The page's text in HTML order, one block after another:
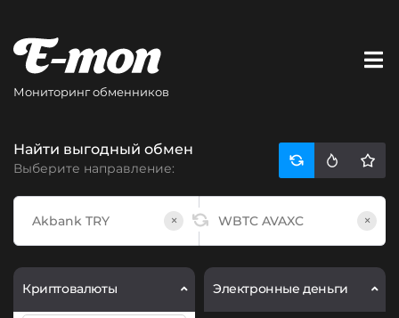
Мониторинг обменников
Найти выгодный обмен
Выберите направление:
× ×
Криптовалюты Электронные деньги